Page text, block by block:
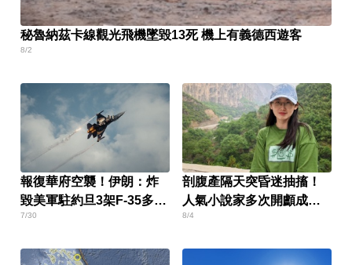
秘魯納茲卡線觀光飛機墜毀13死 機上有義德西遊客
8/2
報復華府空襲！伊朗：炸
毀美軍駐約旦3架F-35多官
兵傷亡
7/30
剖腹產隔天突昏迷抽搐！
人氣小說家多次開顱成
「半植物人」
8/4